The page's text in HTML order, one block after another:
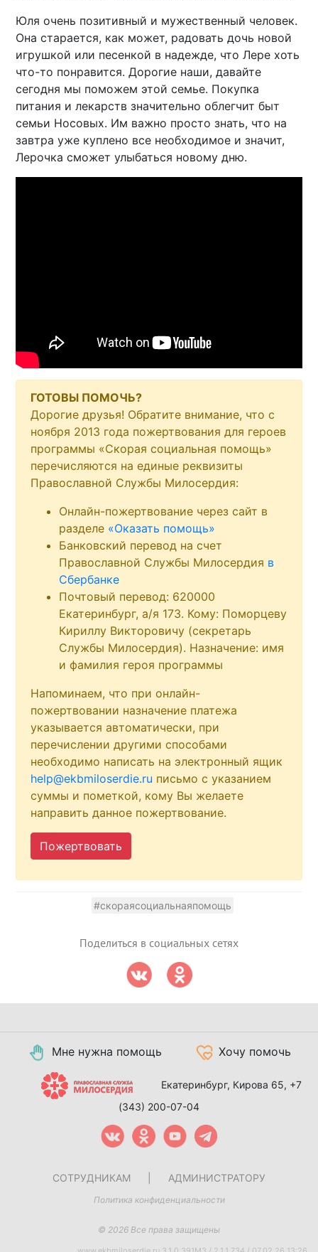
Юля очень позитивный и мужественный человек.
Она старается, как может, радовать дочь новой
игрушкой или песенкой в надежде, что Лере хоть
что-то понравится. Дорогие наши, давайте
сегодня мы поможем этой семье. Покупка
питания и лекарств значительно облегчит быт
семьи Носовых. Им важно просто знать, что на
завтра уже куплено все необходимое и значит,
Лерочка сможет улыбаться новому дню.
ГОТОВЫ ПОМОЧЬ?
Дорогие друзья! Обратите внимание, что с
ноября 2013 года пожертвования для героев
программы «Скорая социальная помощь»
перечисляются на единые реквизиты
Православной Службы Милосердия:
Онлайн-пожертвование через сайт в
разделе «Оказать помощь»
Банковский перевод на счет
Православной Службы Милосердия в
Сбербанке
Почтовый перевод: 620000
Екатеринбург, а/я 173. Кому: Поморцеву
Кириллу Викторовичу (секретарь
Службы Милосердия). Назначение: имя
и фамилия героя программы
Напоминаем, что при онлайн-
пожертвовании назначение платежа
указывается автоматически, при
перечислении другими способами
необходимо написать на электронный ящик
help@ekbmiloserdie.ru письмо с указанием
суммы и пометкой, кому Вы желаете
направить данное пожертвование.
Пожертвовать
#скораясоциальнаяпомощь
Поделиться в социальных сетях
Мне нужна помощь Хочу помочь
Екатеринбург, Кирова 65, +7
(343) 200-07-04
СОТРУДНИКАМ АДМИНИСТРАТОРУ
Политика конфиденциальности
© 2026 Все права защищены